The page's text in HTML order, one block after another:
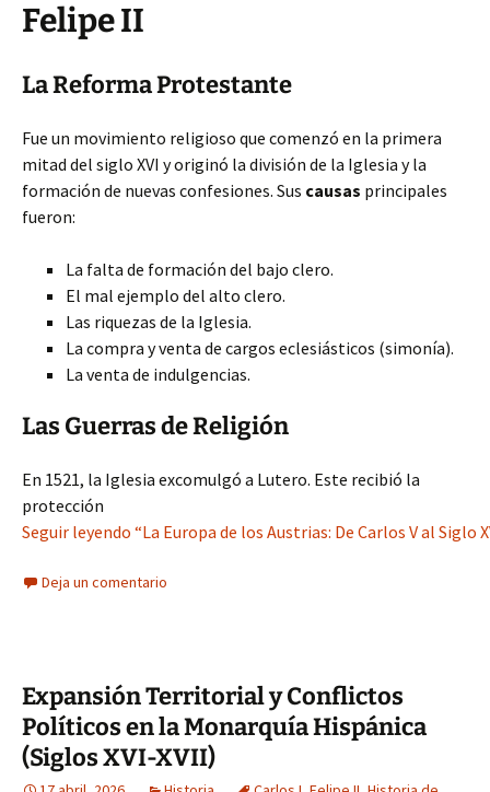
Felipe II
La Reforma Protestante
Fue un movimiento religioso que comenzó en la primera
mitad del siglo XVI y originó la división de la Iglesia y la
formación de nuevas confesiones. Sus causas principales
fueron:
La falta de formación del bajo clero.
El mal ejemplo del alto clero.
Las riquezas de la Iglesia.
La compra y venta de cargos eclesiásticos (simonía).
La venta de indulgencias.
Las Guerras de Religión
En 1521, la Iglesia excomulgó a Lutero. Este recibió la
protección
Seguir leyendo “La Europa de los Austrias: De Carlos V al Siglo
Deja un comentario
Expansión Territorial y Conflictos
Políticos en la Monarquía Hispánica
(Siglos XVI-XVII)